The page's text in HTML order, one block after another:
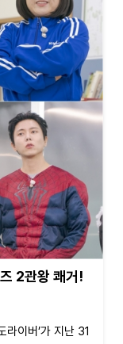
2관왕 쾌거!
이버’가 지난 31